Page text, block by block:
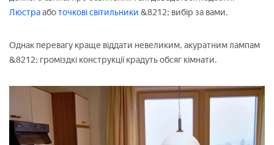
Люстрааботочкові світильники &8212; вибір за вами.
Однак перевагу краще віддати невеликим, акуратним лампам
&8212; громіздкі конструкції крадуть обсяг кімнати.